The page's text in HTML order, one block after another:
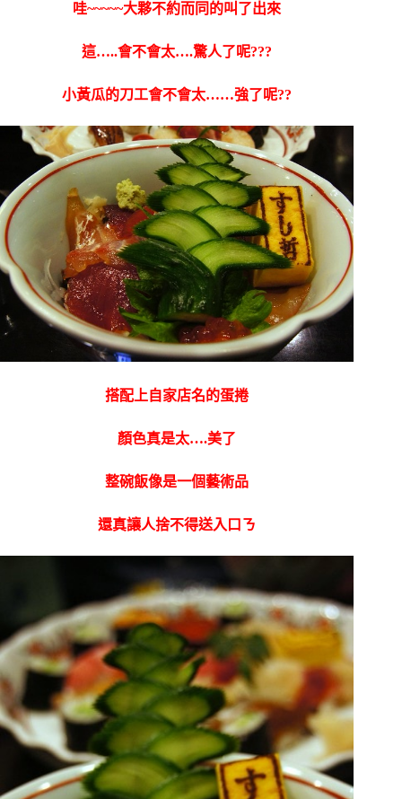
哇~~~~~大夥不約而同的叫了出來
這…..會不會太….驚人了呢???
小黃瓜的刀工會不會太……強了呢??
搭配上自家店名的蛋捲
顏色真是太….美了
整碗飯像是一個藝術品
還真讓人捨不得送入口ㄋ